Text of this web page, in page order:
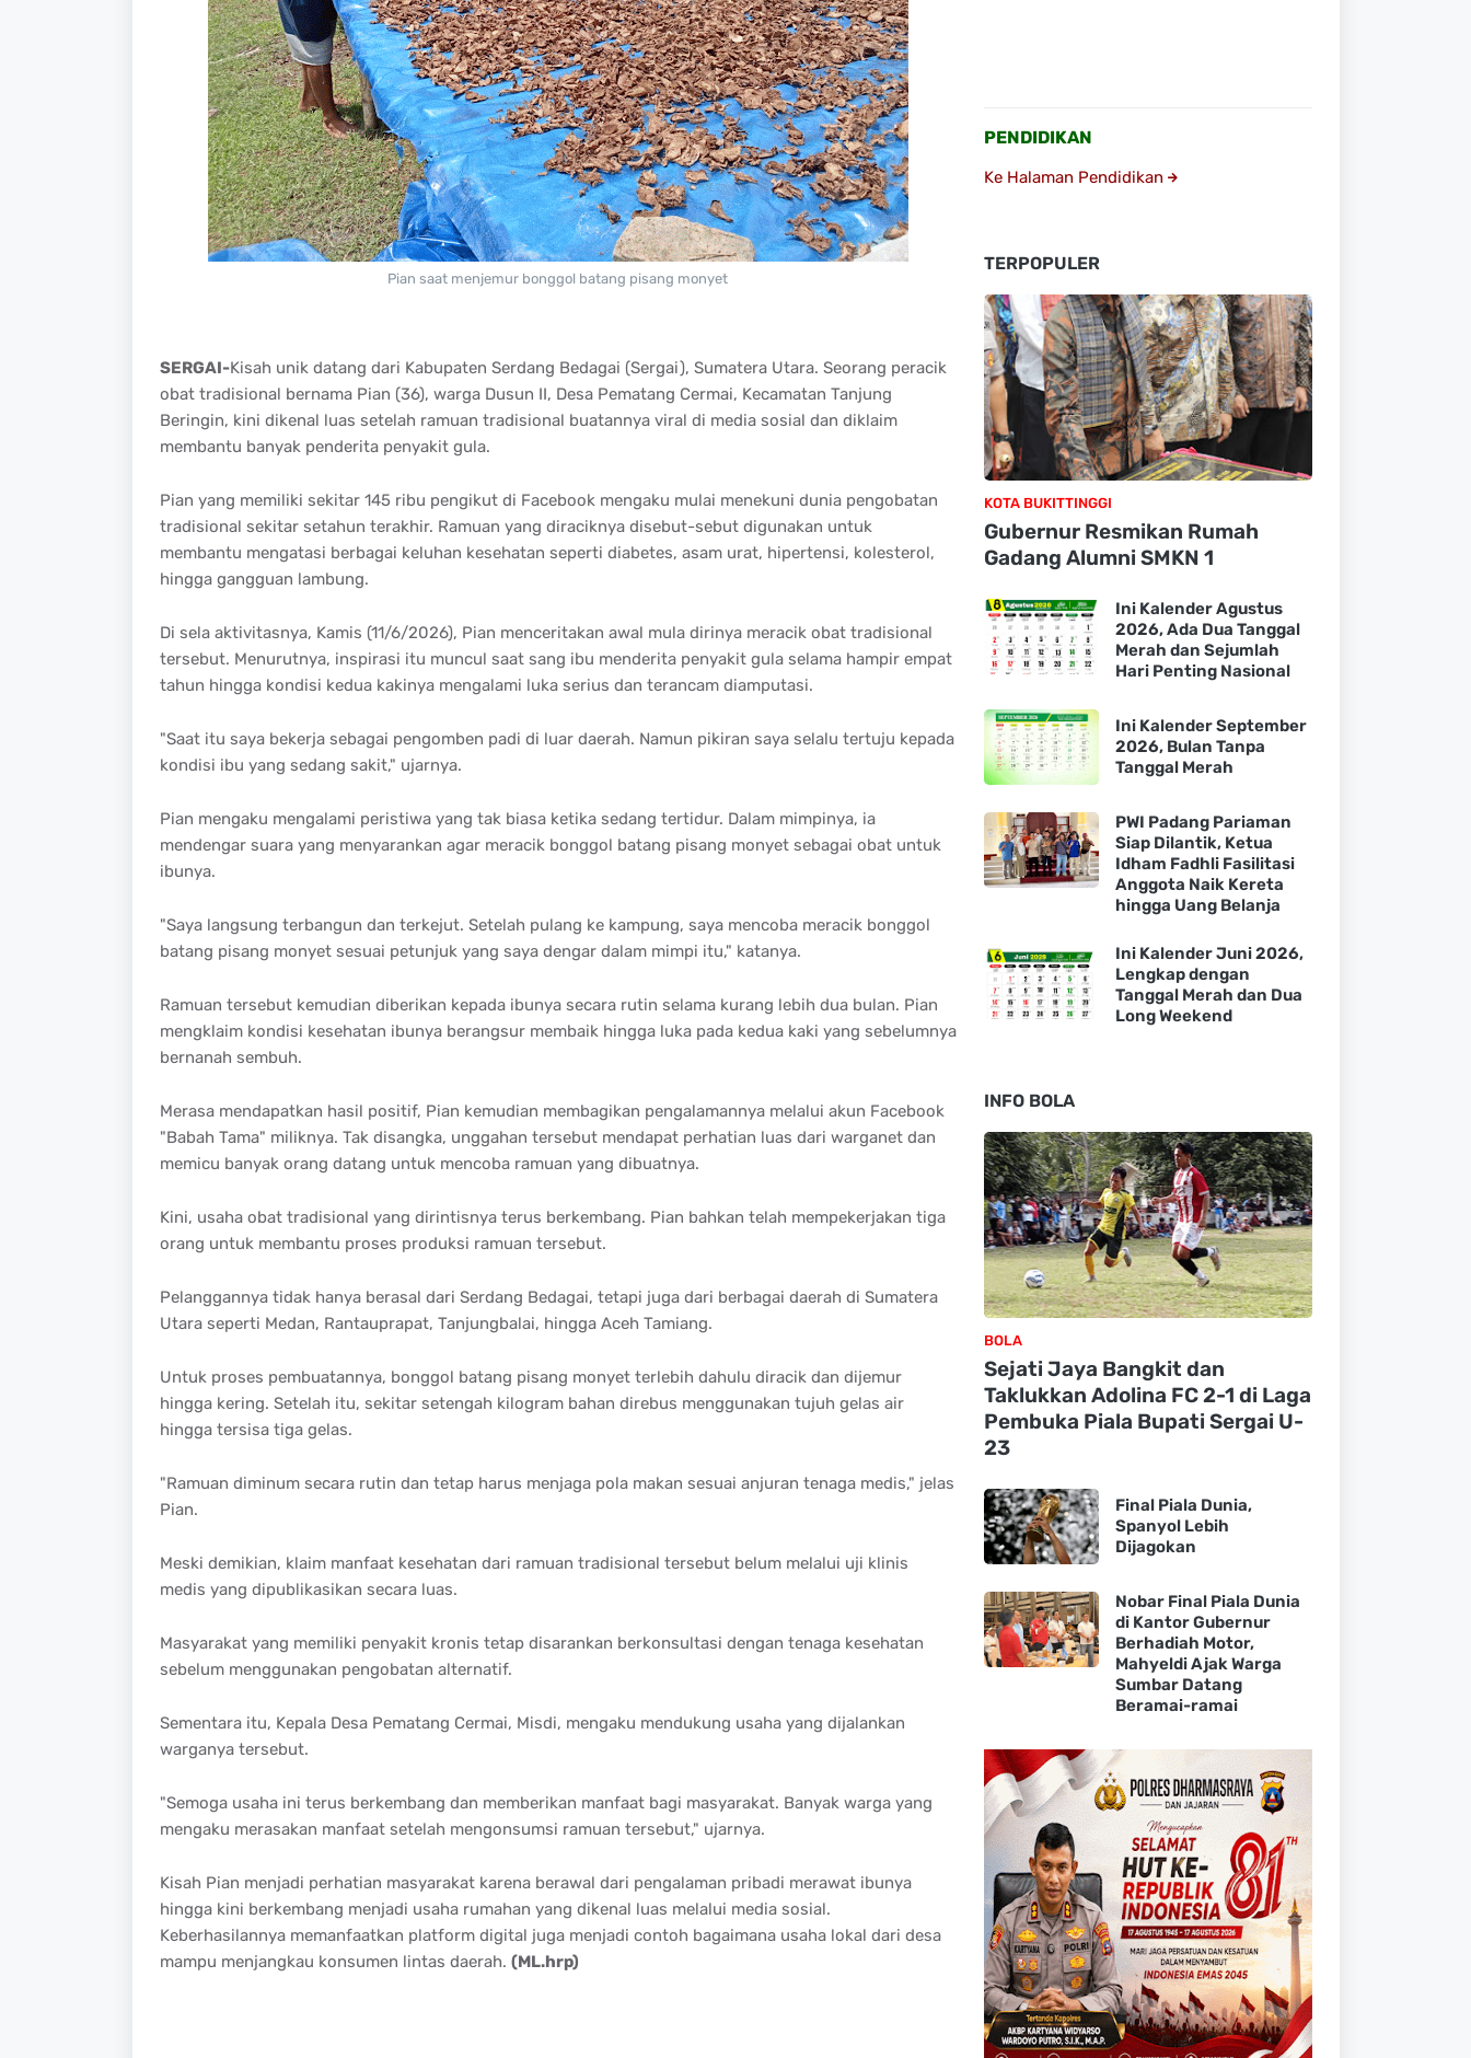
Pian saat menjemur bonggol batang pisang monyet
SERGAI-Kisah unik datang dari Kabupaten Serdang Bedagai (Sergai), Sumatera Utara. Seorang peracik
obat tradisional bernama Pian (36), warga Dusun II, Desa Pematang Cermai, Kecamatan Tanjung
Beringin, kini dikenal luas setelah ramuan tradisional buatannya viral di media sosial dan diklaim
membantu banyak penderita penyakit gula.
Pian yang memiliki sekitar 145 ribu pengikut di Facebook mengaku mulai menekuni dunia pengobatan
tradisional sekitar setahun terakhir. Ramuan yang diraciknya disebut-sebut digunakan untuk
membantu mengatasi berbagai keluhan kesehatan seperti diabetes, asam urat, hipertensi, kolesterol,
hingga gangguan lambung.
Di sela aktivitasnya, Kamis (11/6/2026), Pian menceritakan awal mula dirinya meracik obat tradisional
tersebut. Menurutnya, inspirasi itu muncul saat sang ibu menderita penyakit gula selama hampir empat
tahun hingga kondisi kedua kakinya mengalami luka serius dan terancam diamputasi.
"Saat itu saya bekerja sebagai pengomben padi di luar daerah. Namun pikiran saya selalu tertuju kepada
kondisi ibu yang sedang sakit," ujarnya.
Pian mengaku mengalami peristiwa yang tak biasa ketika sedang tertidur. Dalam mimpinya, ia
mendengar suara yang menyarankan agar meracik bonggol batang pisang monyet sebagai obat untuk
ibunya.
"Saya langsung terbangun dan terkejut. Setelah pulang ke kampung, saya mencoba meracik bonggol
batang pisang monyet sesuai petunjuk yang saya dengar dalam mimpi itu," katanya.
Ramuan tersebut kemudian diberikan kepada ibunya secara rutin selama kurang lebih dua bulan. Pian
mengklaim kondisi kesehatan ibunya berangsur membaik hingga luka pada kedua kaki yang sebelumnya
bernanah sembuh.
Merasa mendapatkan hasil positif, Pian kemudian membagikan pengalamannya melalui akun Facebook
"Babah Tama" miliknya. Tak disangka, unggahan tersebut mendapat perhatian luas dari warganet dan
memicu banyak orang datang untuk mencoba ramuan yang dibuatnya.
Kini, usaha obat tradisional yang dirintisnya terus berkembang. Pian bahkan telah mempekerjakan tiga
orang untuk membantu proses produksi ramuan tersebut.
Pelanggannya tidak hanya berasal dari Serdang Bedagai, tetapi juga dari berbagai daerah di Sumatera
Utara seperti Medan, Rantauprapat, Tanjungbalai, hingga Aceh Tamiang.
Untuk proses pembuatannya, bonggol batang pisang monyet terlebih dahulu diracik dan dijemur
hingga kering. Setelah itu, sekitar setengah kilogram bahan direbus menggunakan tujuh gelas air
hingga tersisa tiga gelas.
"Ramuan diminum secara rutin dan tetap harus menjaga pola makan sesuai anjuran tenaga medis," jelas
Pian.
Meski demikian, klaim manfaat kesehatan dari ramuan tradisional tersebut belum melalui uji klinis
medis yang dipublikasikan secara luas.
Masyarakat yang memiliki penyakit kronis tetap disarankan berkonsultasi dengan tenaga kesehatan
sebelum menggunakan pengobatan alternatif.
Sementara itu, Kepala Desa Pematang Cermai, Misdi, mengaku mendukung usaha yang dijalankan
warganya tersebut.
"Semoga usaha ini terus berkembang dan memberikan manfaat bagi masyarakat. Banyak warga yang
mengaku merasakan manfaat setelah mengonsumsi ramuan tersebut," ujarnya.
Kisah Pian menjadi perhatian masyarakat karena berawal dari pengalaman pribadi merawat ibunya
hingga kini berkembang menjadi usaha rumahan yang dikenal luas melalui media sosial.
Keberhasilannya memanfaatkan platform digital juga menjadi contoh bagaimana usaha lokal dari desa
mampu menjangkau konsumen lintas daerah. (ML.hrp)
PENDIDIKAN
Ke Halaman Pendidikan
TERPOPULER
KOTA BUKITTINGGI
Gubernur Resmikan Rumah
Gadang Alumni SMKN 1
Ini Kalender Agustus
2026, Ada Dua Tanggal
Merah dan Sejumlah
Hari Penting Nasional
Ini Kalender September
2026, Bulan Tanpa
Tanggal Merah
PWI Padang Pariaman
Siap Dilantik, Ketua
Idham Fadhli Fasilitasi
Anggota Naik Kereta
hingga Uang Belanja
Ini Kalender Juni 2026,
Lengkap dengan
Tanggal Merah dan Dua
Long Weekend
INFO BOLA
BOLA
Sejati Jaya Bangkit dan
Taklukkan Adolina FC 2-1 di Laga
Pembuka Piala Bupati Sergai U-
23
Final Piala Dunia,
Spanyol Lebih
Dijagokan
Nobar Final Piala Dunia
di Kantor Gubernur
Berhadiah Motor,
Mahyeldi Ajak Warga
Sumbar Datang
Beramai-ramai